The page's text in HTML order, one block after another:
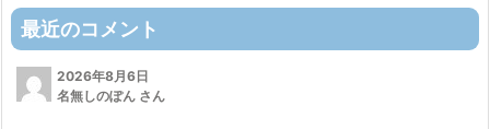
最近のコメント
2026年8月6日
名無しのぽん さん